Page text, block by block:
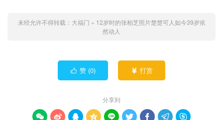
未经允许不得转载： 大福门 » 12岁时的张柏芝照片楚楚可人如今39岁依
然动人
 赞 (0)  打赏
分享到
        